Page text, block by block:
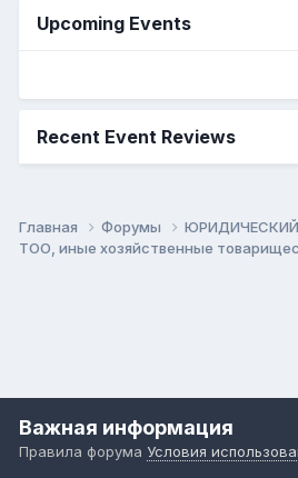
Upcoming Events
Recent Event Reviews
Главная Форумы
ТОО, иные хозяйственные
Важная информация
Правила форума Условия